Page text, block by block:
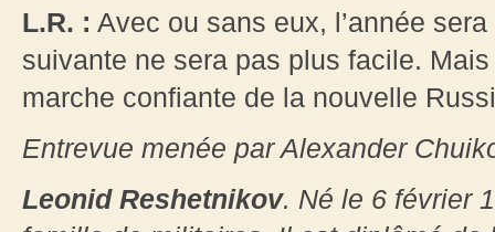
L.R. : Avec ou sans eux, l’année
suivante ne sera pas plus facile.
marche confiante de la nouvelle
Entrevue menée par Alexander
Leonid Reshetnikov. Né le 6 février